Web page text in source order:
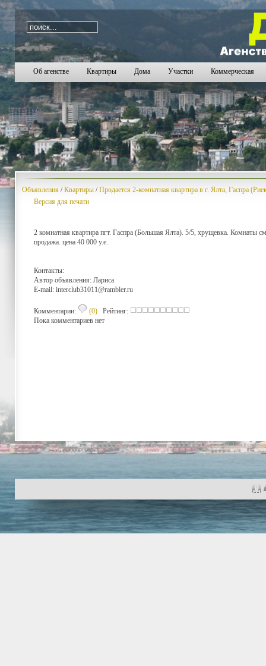
i=1288
Об агенстве Квартиры Дома Участки Коммерческая
Объявления /Квартиры /Продается 2-комнатная квартира в г. Ялта, Гаспра
Версия для печати
2 комнатная квартира пгт. Гаспра (Большая Ялта). 5/5, хрущевка.
продажа. цена 40 000 у.е.
Контакты:
Автор объявления: Лариса
E-mail: interclub31011@rambler.ru
Комментарии: (0) Рейтинг:
Пока комментариев нет